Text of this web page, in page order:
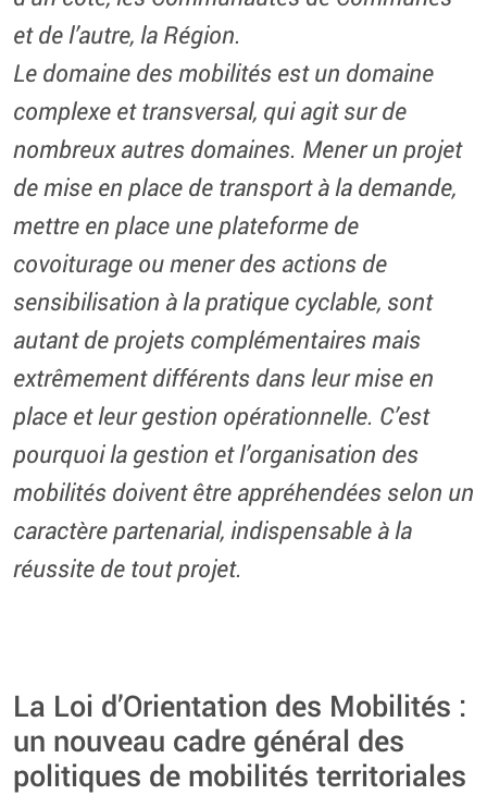
et de l’autre, la Région.
Le domaine des mobilités est un domaine
complexe et transversal, qui agit sur de
nombreux autres domaines. Mener un projet
de mise en place de transport à la demande,
mettre en place une plateforme de
covoiturage ou mener des actions de
sensibilisation à la pratique cyclable, sont
autant de projets complémentaires mais
extrêmement différents dans leur mise en
place et leur gestion opérationnelle. C’est
pourquoi la gestion et l’organisation des
mobilités doivent être appréhendées selon un
caractère partenarial, indispensable à la
réussite de tout projet.
La Loi d’Orientation des Mobilités :
un nouveau cadre général des
politiques de mobilités territoriales